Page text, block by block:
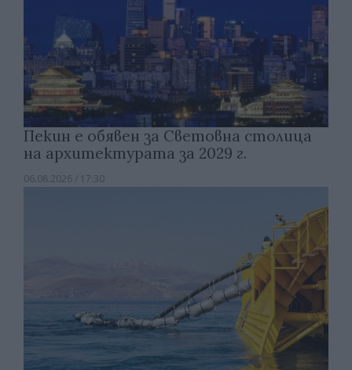
Пекин е обявен за Световна столица
на архитектурата за 2029 г.
06.08.2026 / 17:30